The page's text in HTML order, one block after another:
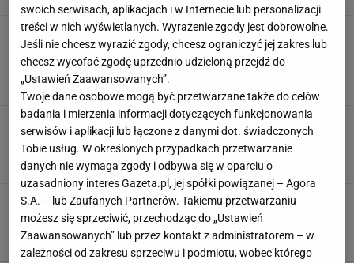
Jak wyglądać "drogo" tej jesieni? Ten trik tkwi
w 5 dodatkach, które podnoszą rangę każdej
stylizacji
Marta Podściańska,
Kaszmirowe i wełniane szale. Sprawdzam
najpiękniejsze modele z polskiej marki
Marta Podściańska, 9 PAŹDZIERNIKA 2025, 16:30
Nomadic Spirit: jak warstwowe stylizacje w
stylu boho podbijają jesień 2025
Katarzyna Pietrzak,5 PAŹDZIERNIKA 2025, 21:30
swoich serwisach, aplikacjach i w Internecie lub personalizacji
treści w nich wyświetlanych. Wyrażenie zgody jest dobrowolne.
Jeśli nie chcesz wyrazić zgody, chcesz ograniczyć jej zakres lub
chcesz wycofać zgodę uprzednio udzieloną przejdź do
„Ustawień Zaawansowanych”.
Twoje dane osobowe mogą być przetwarzane także do celów
badania i mierzenia informacji dotyczących funkcjonowania
serwisów i aplikacji lub łączone z danymi dot. świadczonych
Tobie usług. W określonych przypadkach przetwarzanie
danych nie wymaga zgody i odbywa się w oparciu o
uzasadniony interes Gazeta.pl, jej spółki powiązanej – Agora
S.A. – lub Zaufanych Partnerów. Takiemu przetwarzaniu
możesz się sprzeciwić, przechodząc do „Ustawień
Zaawansowanych” lub przez kontakt z administratorem – w
zależności od zakresu sprzeciwu i podmiotu, wobec którego